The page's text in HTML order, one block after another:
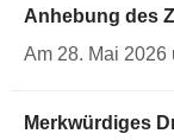
Anhebung des
Am 28. Mai 2026
Merkwürdiges